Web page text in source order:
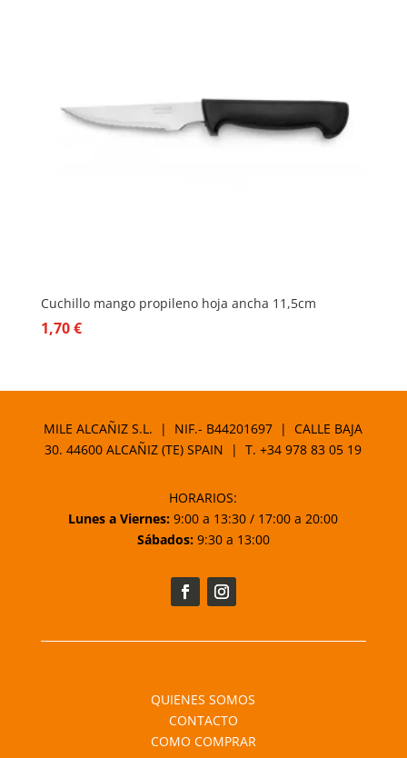
Cuchillo mango propileno hoja ancha 11,5cm
1,70€
MILE ALCAÑIZ S.L. | NIF.- B44201697 | CALLE BAJA
30. 44600 ALCAÑIZ (TE) SPAIN | T.+34 978 83 05 19
HORARIOS:
Lunes a Viernes: 9:00 a 13:30 / 17:00 a 20:00
Sábados:9:30 a 13:00
QUIENES SOMOS
CONTACTO
COMO COMPRAR